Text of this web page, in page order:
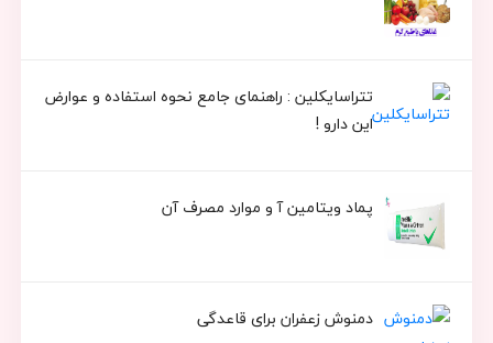
تتراسایکلین : راهنمای جامع نحوه استفاده و عوارض
این دارو !
پماد ویتامین آ و موارد مصرف آن
دمنوش زعفران برای قاعدگی